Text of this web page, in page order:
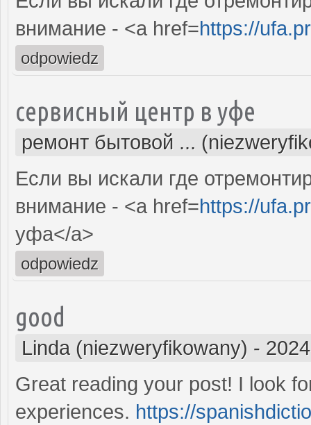
внимание - <a href=https://
odpowiedz
сервисный центр в уфе
ремонт бытовой ...
Если вы искали где
внимание - <a href=https://
уфа</a>
odpowiedz
good
Linda (niezweryfikowany) -
Great reading your post! I look
experiences. https://